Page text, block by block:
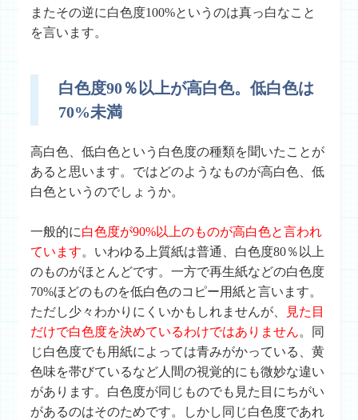
またその逆に白色度100%というのは真っ白なこと
を言います。
白色度90％以上が高白色。低白色は
70%未満
高白色 、低白色という白色度の種類を聞いたことが
あると思います。ではどのようなものが高白色、低
白色というのでしょうか。
一般的に白色度が90%以上のものが高白色と言われ
ています。いわゆる上質紙は普通、白色度80％以上
のものがほとんどです。一方で再生紙などの白色度
70%ほどのものを低白色のコピー用紙と言います。
ただし少々わかりにくいかもしれませんが、
見た目
だけで白色度を決めているわけではありません。同
じ白色度でも用紙によっては青みがかっている、黄
色味を帯びているなど人間の視覚的にも微妙な違い
があります。白色度が同じものでも見た目にちがい
があるのはそのためです。しかし同じ白色度であれ